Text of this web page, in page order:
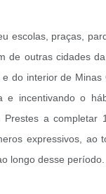
escolas, praças,
de outras cidades
do interior de Minas
e incentivando o
Prestes a completar
expressivos, ao
longo desse período.